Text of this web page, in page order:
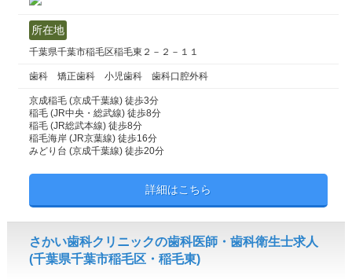
所在地
千葉県千葉市稲毛区稲毛東２－２－１１
歯科 矯正歯科 小児歯科 歯科口腔外科
京成稲毛 (京成千葉線) 徒歩3分
稲毛 (JR中央・総武線) 徒歩8分
稲毛 (JR総武本線) 徒歩8分
稲毛海岸 (JR京葉線) 徒歩16分
みどり台 (京成千葉線) 徒歩20分
詳細はこちら
さかい歯科クリニックの歯科医師・歯科衛生士求人
(千葉県千葉市稲毛区・稲毛東)